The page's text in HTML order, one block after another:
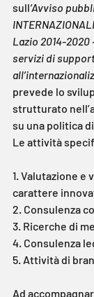
sull’Avviso
Lazio 2014-
servizi di
prevede lo
strutturato
su una politica
Le attività
1. Valutazione e
carattere
2. Consulenza
3. Ricerche di
4. Consulenza
5. Attività di
Ad